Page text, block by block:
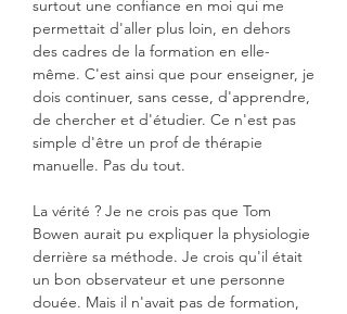
surtout une confiance en moi qui me
permettait d'aller plus loin, en dehors
des cadres de la formation en elle-
même. C'est ainsi que pour enseigner, je
dois continuer, sans cesse, d'apprendre,
de chercher et d'étudier. Ce n'est pas
simple d'être un prof de thérapie
manuelle. Pas du tout.
La vérité ? Je ne crois pas que Tom
Bowen aurait pu expliquer la physiologie
derrière sa méthode. Je crois qu'il était
un bon observateur et une personne
douée. Mais il n'avait pas de formation,